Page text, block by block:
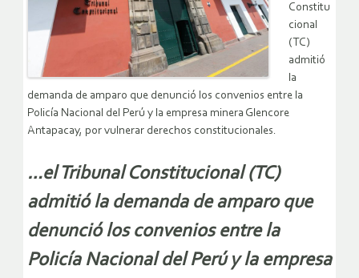
Constitu
cional
(TC)
admitió
la
demanda de amparo que denunció los convenios entre la
Policía Nacional del Perú y la empresa minera Glencore
Antapacay, por vulnerar derechos constitucionales.
…el Tribunal Constitucional (TC)
admitió la demanda de amparo que
denunció los convenios entre la
Policía Nacional del Perú y la empresa